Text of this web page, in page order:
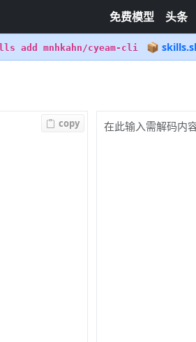
免费模型 头条
add mnhkahn/cyeam-cli 📦
copy